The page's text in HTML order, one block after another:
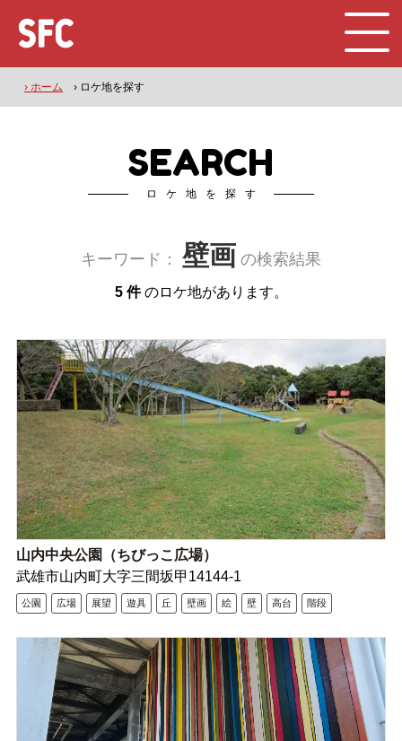
› ホーム › ロケ地を探す
SEARCH
ロケ地を探す
キーワード： 壁画 の検索結果
5 件のロケ地があります。
山内中央公園（ちびっこ広場）
武雄市山内町大字三間坂甲14144-1
公園 広場 展望 遊具 丘 壁画 絵 壁 高台 階段